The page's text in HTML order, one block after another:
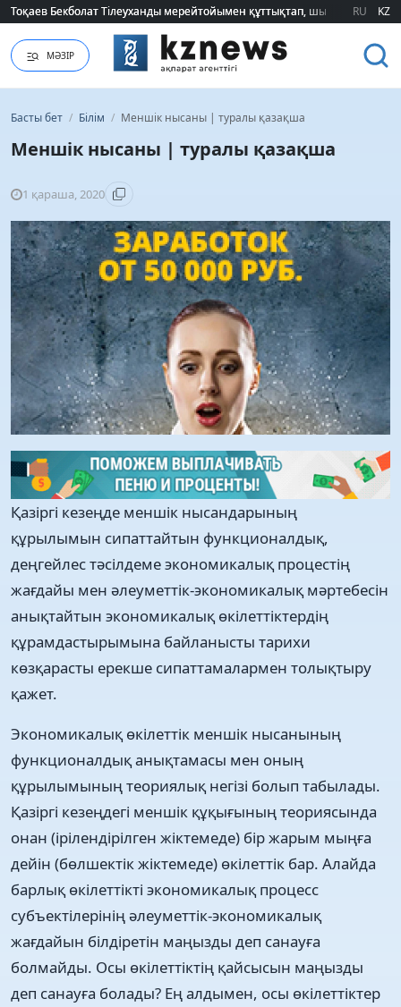
Тоқаев Бекболат Тілеуханды мерейтойымен құттықтап, шығармашылық
Тоқаев Бекболат Тілеуханды мерейтойымен құттықтап, шығармашылық
RU KZ
МӘЗІР
Басты бет / Білім / Меншік нысаны | туралы қазақша
Меншік нысаны | туралы қазақша
1 қараша, 2020
Қазіргі кезеңде меншік нысандарының
құрылымын сипаттайтын функционалдық,
деңгейлес тәсілдеме экономикалық процестің
жағдайы мен әлеуметтік-экономикалық мәртебесін
анықтайтын экономикалық өкілеттіктердің
құрамдастырымына байланысты тарихи
көзқарасты ерекше сипаттамалармен толықтыру
қажет.
Экономикалық өкілеттік меншік нысанының
функционалдық анықтамасы мен оның
құрылымының теориялық негізі болып табылады.
Қазіргі кезеңдегі меншік құқығының теориясында
онан (ірілендірілген жіктемеде) бір жарым мыңға
дейін (бөлшектік жіктемеде) өкілеттік бар. Алайда
барлық өкілеттікті экономикалық процесс
субъектілерінің әлеуметтік-экономикалық
жағдайын білдіретін маңызды деп санауға
болмайды. Осы өкілеттіктің қайсысын маңызды
деп санауға болады? Ең алдымен, осы өкілеттіктер